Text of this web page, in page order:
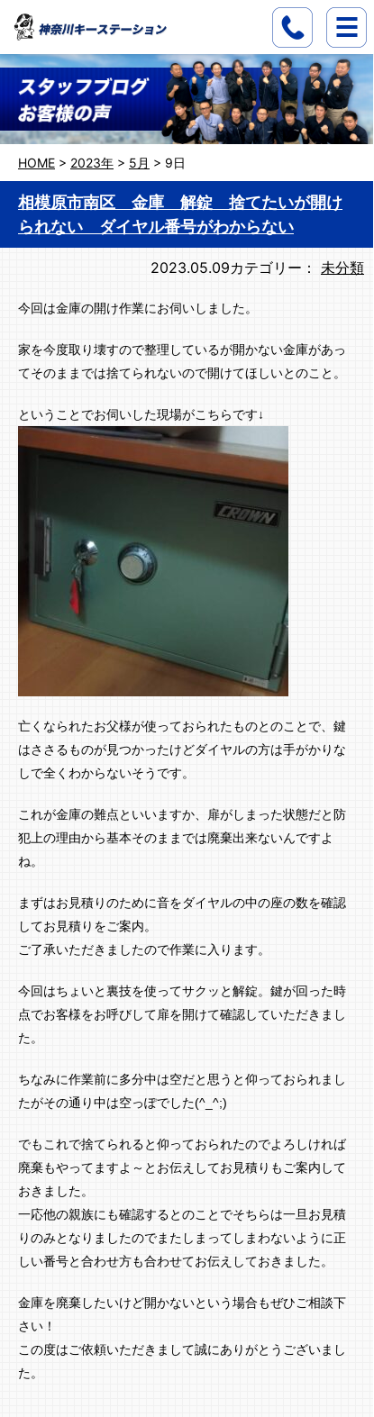
HOME > 2023年 > 5月 > 9日
相模原市南区 金庫 解錠 捨てたいが開け
られない ダイヤル番号がわからない
2023.05.09カテゴリー： 未分類
今回は金庫の開け作業にお伺いしました。
家を今度取り壊すので整理しているが開かない金庫があっ
てそのままでは捨てられないので開けてほしいとのこと。
ということでお伺いした現場がこちらです↓
亡くなられたお父様が使っておられたものとのことで、鍵
はささるものが見つかったけどダイヤルの方は手がかりな
しで全くわからないそうです。
これが金庫の難点といいますか、扉がしまった状態だと防
犯上の理由から基本そのままでは廃棄出来ないんですよ
ね。
まずはお見積りのために音をダイヤルの中の座の数を確認
してお見積りをご案内。
ご了承いただきましたので作業に入ります。
今回はちょいと裏技を使ってサクッと解錠。鍵が回った時
点でお客様をお呼びして扉を開けて確認していただきまし
た。
ちなみに作業前に多分中は空だと思うと仰っておられまし
たがその通り中は空っぽでした(^_^;)
でもこれで捨てられると仰っておられたのでよろしければ
廃棄もやってますよ～とお伝えしてお見積りもご案内して
おきました。
一応他の親族にも確認するとのことでそちらは一旦お見積
りのみとなりましたのでまたしまってしまわないように正
しい番号と合わせ方も合わせてお伝えしておきました。
金庫を廃棄したいけど開かないという場合もぜひご相談下
さい！
この度はご依頼いただきまして誠にありがとうございまし
た。